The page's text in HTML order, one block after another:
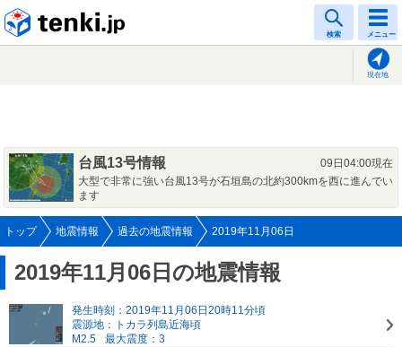
検索 メニュー
現在地
台風13号情報
09日04:00現在
大型で非常に強い台風13号が石垣島の北約300kmを西に進んでい
ます
トップ 地震情報 過去の地震情報 2019年11月06日
2019年11月06日の地震情報
発生時刻：2019年11月06日20時11分頃
震源地：トカラ列島近海頃
M2.5
最大震度：3